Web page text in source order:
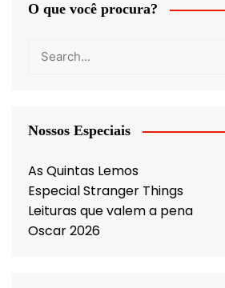
O que você procura?
Nossos Especiais
As Quintas Lemos
Especial Stranger Things
Leituras que valem a pena
Oscar 2026